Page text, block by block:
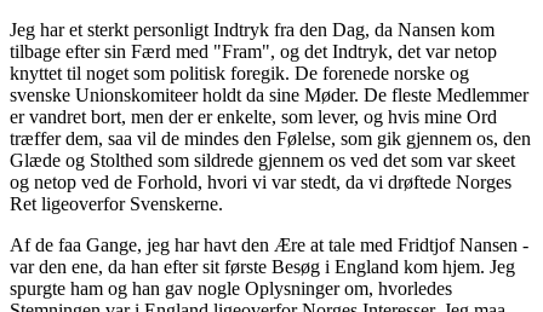
Jeg har et sterkt personligt Indtryk fra den Dag, da Nansen kom
tilbage efter sin Færd med "Fram", og det Indtryk, det var netop
knyttet til noget som politisk foregik. De forenede norske og
svenske Unionskomiteer holdt da sine Møder. De fleste Medlemmer
er vandret bort, men der er enkelte, som lever, og hvis mine Ord
træffer dem, saa vil de mindes den Følelse, som gik gjennem os, den
Glæde og Stolthed som sildrede gjennem os ved det som var skeet
og netop ved de Forhold, hvori vi var stedt, da vi drøftede Norges
Ret ligeoverfor Svenskerne.
Af de faa Gange, jeg har havt den Ære at tale med Fridtjof Nansen -
var den ene, da han efter sit første Besøg i England kom hjem. Jeg
spurgte ham og han gav nogle Oplysninger om, hvorledes